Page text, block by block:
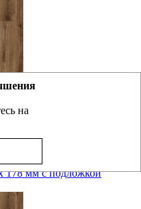
178 мм с подложкой
на